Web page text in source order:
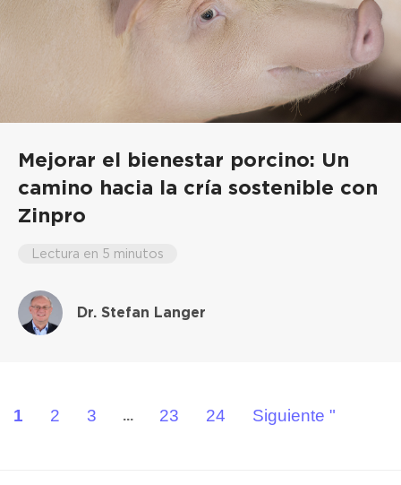
Mejorar el bienestar porcino: Un
camino hacia la cría sostenible con
Zinpro
Lectura en 5 minutos
Dr. Stefan Langer
1 2 3 ... 23 24 Siguiente "